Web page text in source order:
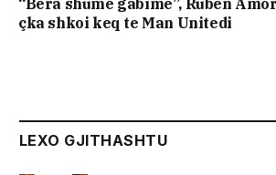
çka shkoi keq te Man Unitedi
LEXO GJITHASHTU